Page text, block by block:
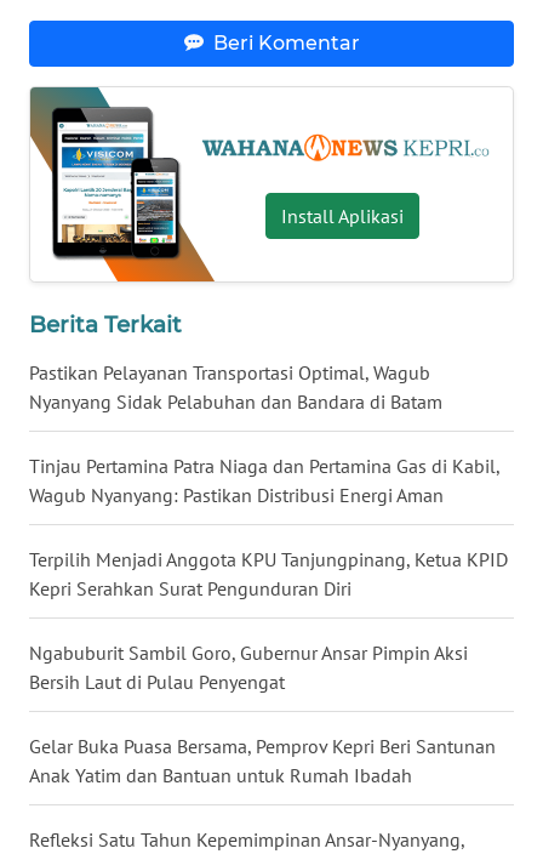
Beri Komentar
Install Aplikasi
Berita Terkait
Pastikan Pelayanan Transportasi Optimal, Wagub
Nyanyang Sidak Pelabuhan dan Bandara di Batam
Tinjau Pertamina Patra Niaga dan Pertamina Gas di Kabil,
Wagub Nyanyang: Pastikan Distribusi Energi Aman
Terpilih Menjadi Anggota KPU Tanjungpinang, Ketua KPID
Kepri Serahkan Surat Pengunduran Diri
Ngabuburit Sambil Goro, Gubernur Ansar Pimpin Aksi
Bersih Laut di Pulau Penyengat
Gelar Buka Puasa Bersama, Pemprov Kepri Beri Santunan
Anak Yatim dan Bantuan untuk Rumah Ibadah
Refleksi Satu Tahun Kepemimpinan Ansar-Nyanyang,
BALI
WN
KALBAR
WN
KALTENG
WN
KALTARA
KALSEL
KALTIM
WN
SULSEL
WN
GORONTALO
WN
SULUT
WN